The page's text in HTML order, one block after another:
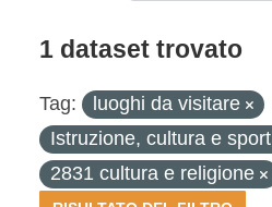
1 dataset trovato
Tag: luoghi da visitare
Istruzione, cultura e sport
2831 cultura e religione